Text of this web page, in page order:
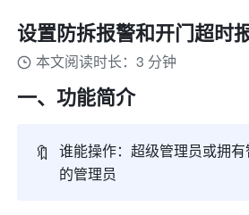
设置防拆报警和开门超时
本文阅读时长：3 分钟
一、功能简介
🔖
谁能操作：超级管理员或拥
的管理员